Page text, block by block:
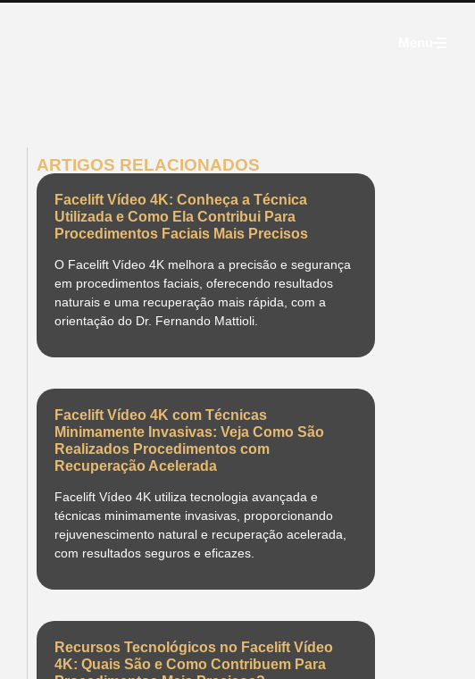
ARTIGOS RELACIONADOS
Facelift Vídeo 4K: Conheça a Técnica
Utilizada e Como Ela Contribui Para
Procedimentos Faciais Mais Precisos
O Facelift Vídeo 4K melhora a precisão e segurança
em procedimentos faciais, oferecendo resultados
naturais e uma recuperação mais rápida, com a
orientação do Dr. Fernando Mattioli.
Facelift Vídeo 4K com Técnicas
Minimamente Invasivas: Veja Como São
Realizados Procedimentos com
Recuperação Acelerada
Facelift Vídeo 4K utiliza tecnologia avançada e
técnicas minimamente invasivas, proporcionando
rejuvenescimento natural e recuperação acelerada,
com resultados seguros e eficazes.
Recursos Tecnológicos no Facelift Vídeo
4K: Quais São e Como Contribuem Para